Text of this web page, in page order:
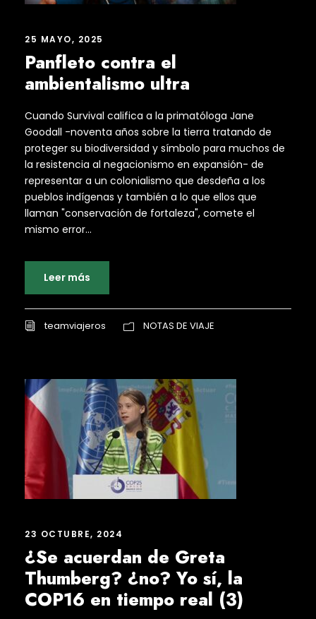
25 MAYO, 2025
Panfleto contra el
ambientalismo ultra
Cuando Survival califica a la primatóloga Jane
Goodall -noventa años sobre la tierra tratando de
proteger su biodiversidad y símbolo para muchos de
la resistencia al negacionismo en expansión- de
representar a un colonialismo que desdeña a los
pueblos indígenas y también a lo que ellos que
llaman "conservación de fortaleza", comete el
mismo error...
Leer más
teamviajeros NOTAS DE VIAJE
23 OCTUBRE, 2024
¿Se acuerdan de Greta
Thumberg? ¿no? Yo sí, la
COP16 en tiempo real (3)